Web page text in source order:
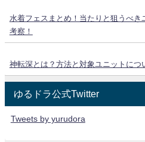
水着フェスまとめ！当たりと狙うべき
考察！
神転深とは？方法と対象ユニットにつ
ゆるドラ公式Twitter
Tweets by yurudora